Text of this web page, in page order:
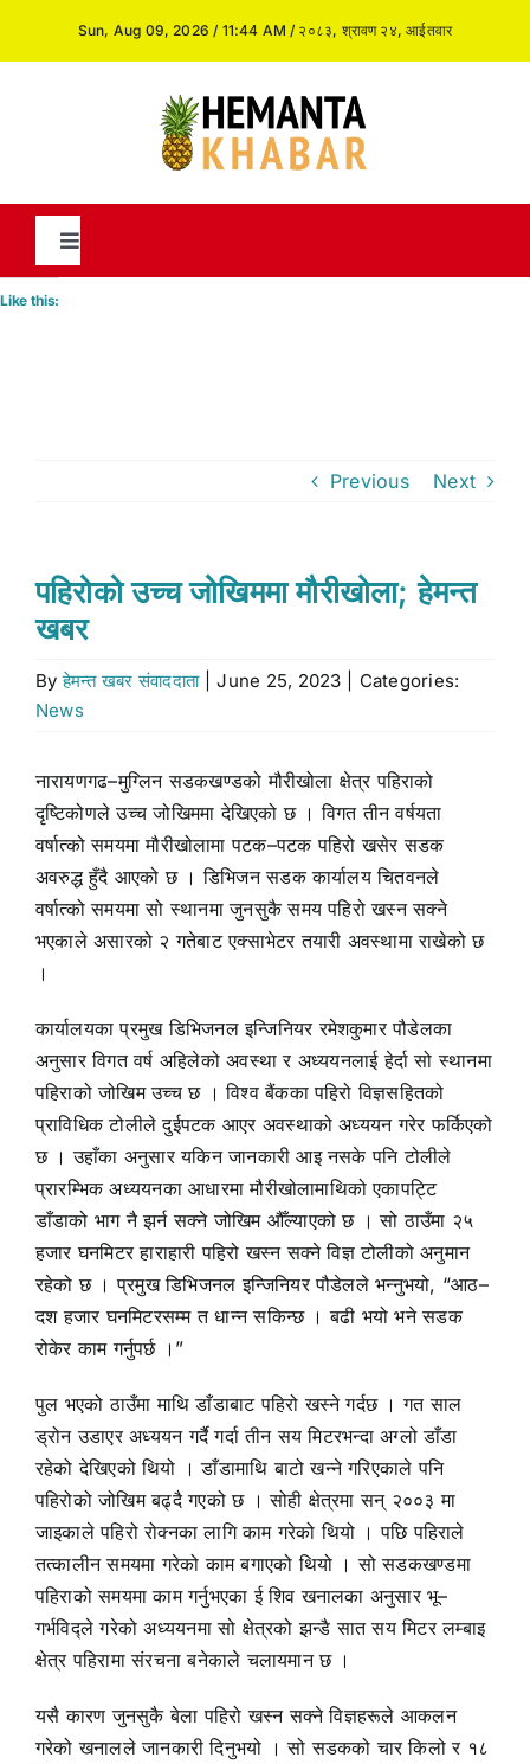
Sun, Aug 09, 2026 / 11:44 AM / २०८३, श्रावण २४, आईतवार
Toggle
Navigation
Stock market
Search
Like this:
Previous Next
पहिरोको उच्च जोखिममा मौरीखोला; हेमन्त
खबर
Byहेमन्त खबर संवाददाता June 25, 2023
Categories:
News
नारायणगढ–मुग्लिन सडकखण्डको मौरीखोला क्षेत्र पहिराको
दृष्टिकोणले उच्च जोखिममा देखिएको छ । विगत तीन वर्षयता
वर्षात्को समयमा मौरीखोलामा पटक–पटक पहिरो खसेर सडक
अवरुद्ध हुँदै आएको छ । डिभिजन सडक कार्यालय चितवनले
वर्षात्को समयमा सो स्थानमा जुनसुकै समय पहिरो खस्न सक्ने
भएकाले असारको २ गतेबाट एक्साभेटर तयारी अवस्थामा राखेको छ
।
कार्यालयका प्रमुख डिभिजनल इन्जिनियर रमेशकुमार पौडेलका
अनुसार विगत वर्ष अहिलेको अवस्था र अध्ययनलाई हेर्दा सो स्थानमा
पहिराको जोखिम उच्च छ । विश्व बैंकका पहिरो विज्ञसहितको
प्राविधिक टोलीले दुईपटक आएर अवस्थाको अध्ययन गरेर फर्किएको
छ । उहाँका अनुसार यकिन जानकारी आइ नसके पनि टोलीले
प्रारम्भिक अध्ययनका आधारमा मौरीखोलामाथिको एकापट्टि
डाँडाको भाग नै झर्न सक्ने जोखिम औँल्याएको छ । सो ठाउँमा २५
हजार घनमिटर हाराहारी पहिरो खस्न सक्ने विज्ञ टोलीको अनुमान
रहेको छ । प्रमुख डिभिजनल इन्जिनियर पौडेलले भन्नुभयो, “आठ–
दश हजार घनमिटरसम्म त धान्न सकिन्छ । बढी भयो भने सडक
रोकेर काम गर्नुपर्छ ।”
पुल भएको ठाउँमा माथि डाँडाबाट पहिरो खस्ने गर्दछ । गत साल
ड्रोन उडाएर अध्ययन गर्दै गर्दा तीन सय मिटरभन्दा अग्लो डाँडा
रहेको देखिएको थियो । डाँडामाथि बाटो खन्ने गरिएकाले पनि
पहिरोको जोखिम बढ्दै गएको छ । सोही क्षेत्रमा सन् २००३ मा
जाइकाले पहिरो रोक्नका लागि काम गरेको थियो । पछि पहिराले
तत्कालीन समयमा गरेको काम बगाएको थियो । सो सडकखण्डमा
पहिराको समयमा काम गर्नुभएका ई शिव खनालका अनुसार भू–
गर्भविद्ले गरेको अध्ययनमा सो क्षेत्रको झन्डै सात सय मिटर लम्बाइ
क्षेत्र पहिरामा संरचना बनेकाले चलायमान छ ।
यसै कारण जुनसुकै बेला पहिरो खस्न सक्ने विज्ञहरूले आकलन
गरेको खनालले जानकारी दिनुभयो । सो सडकको चार किलो र १८